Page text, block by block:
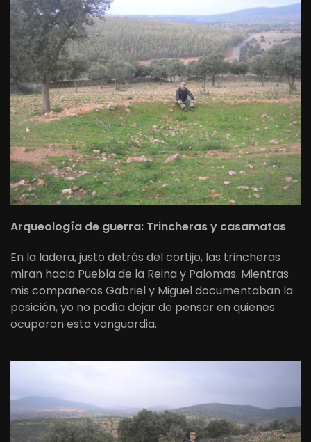
Arqueología de guerra: Trincheras y casamatas
En la ladera, justo detrás del cortijo, las trincheras
miran hacia Puebla de la Reina y Palomas. Mientras
mis compañeros Gabriel y Miguel documentaban la
posición, yo no podía dejar de pensar en quienes
ocuparon esta vanguardia.